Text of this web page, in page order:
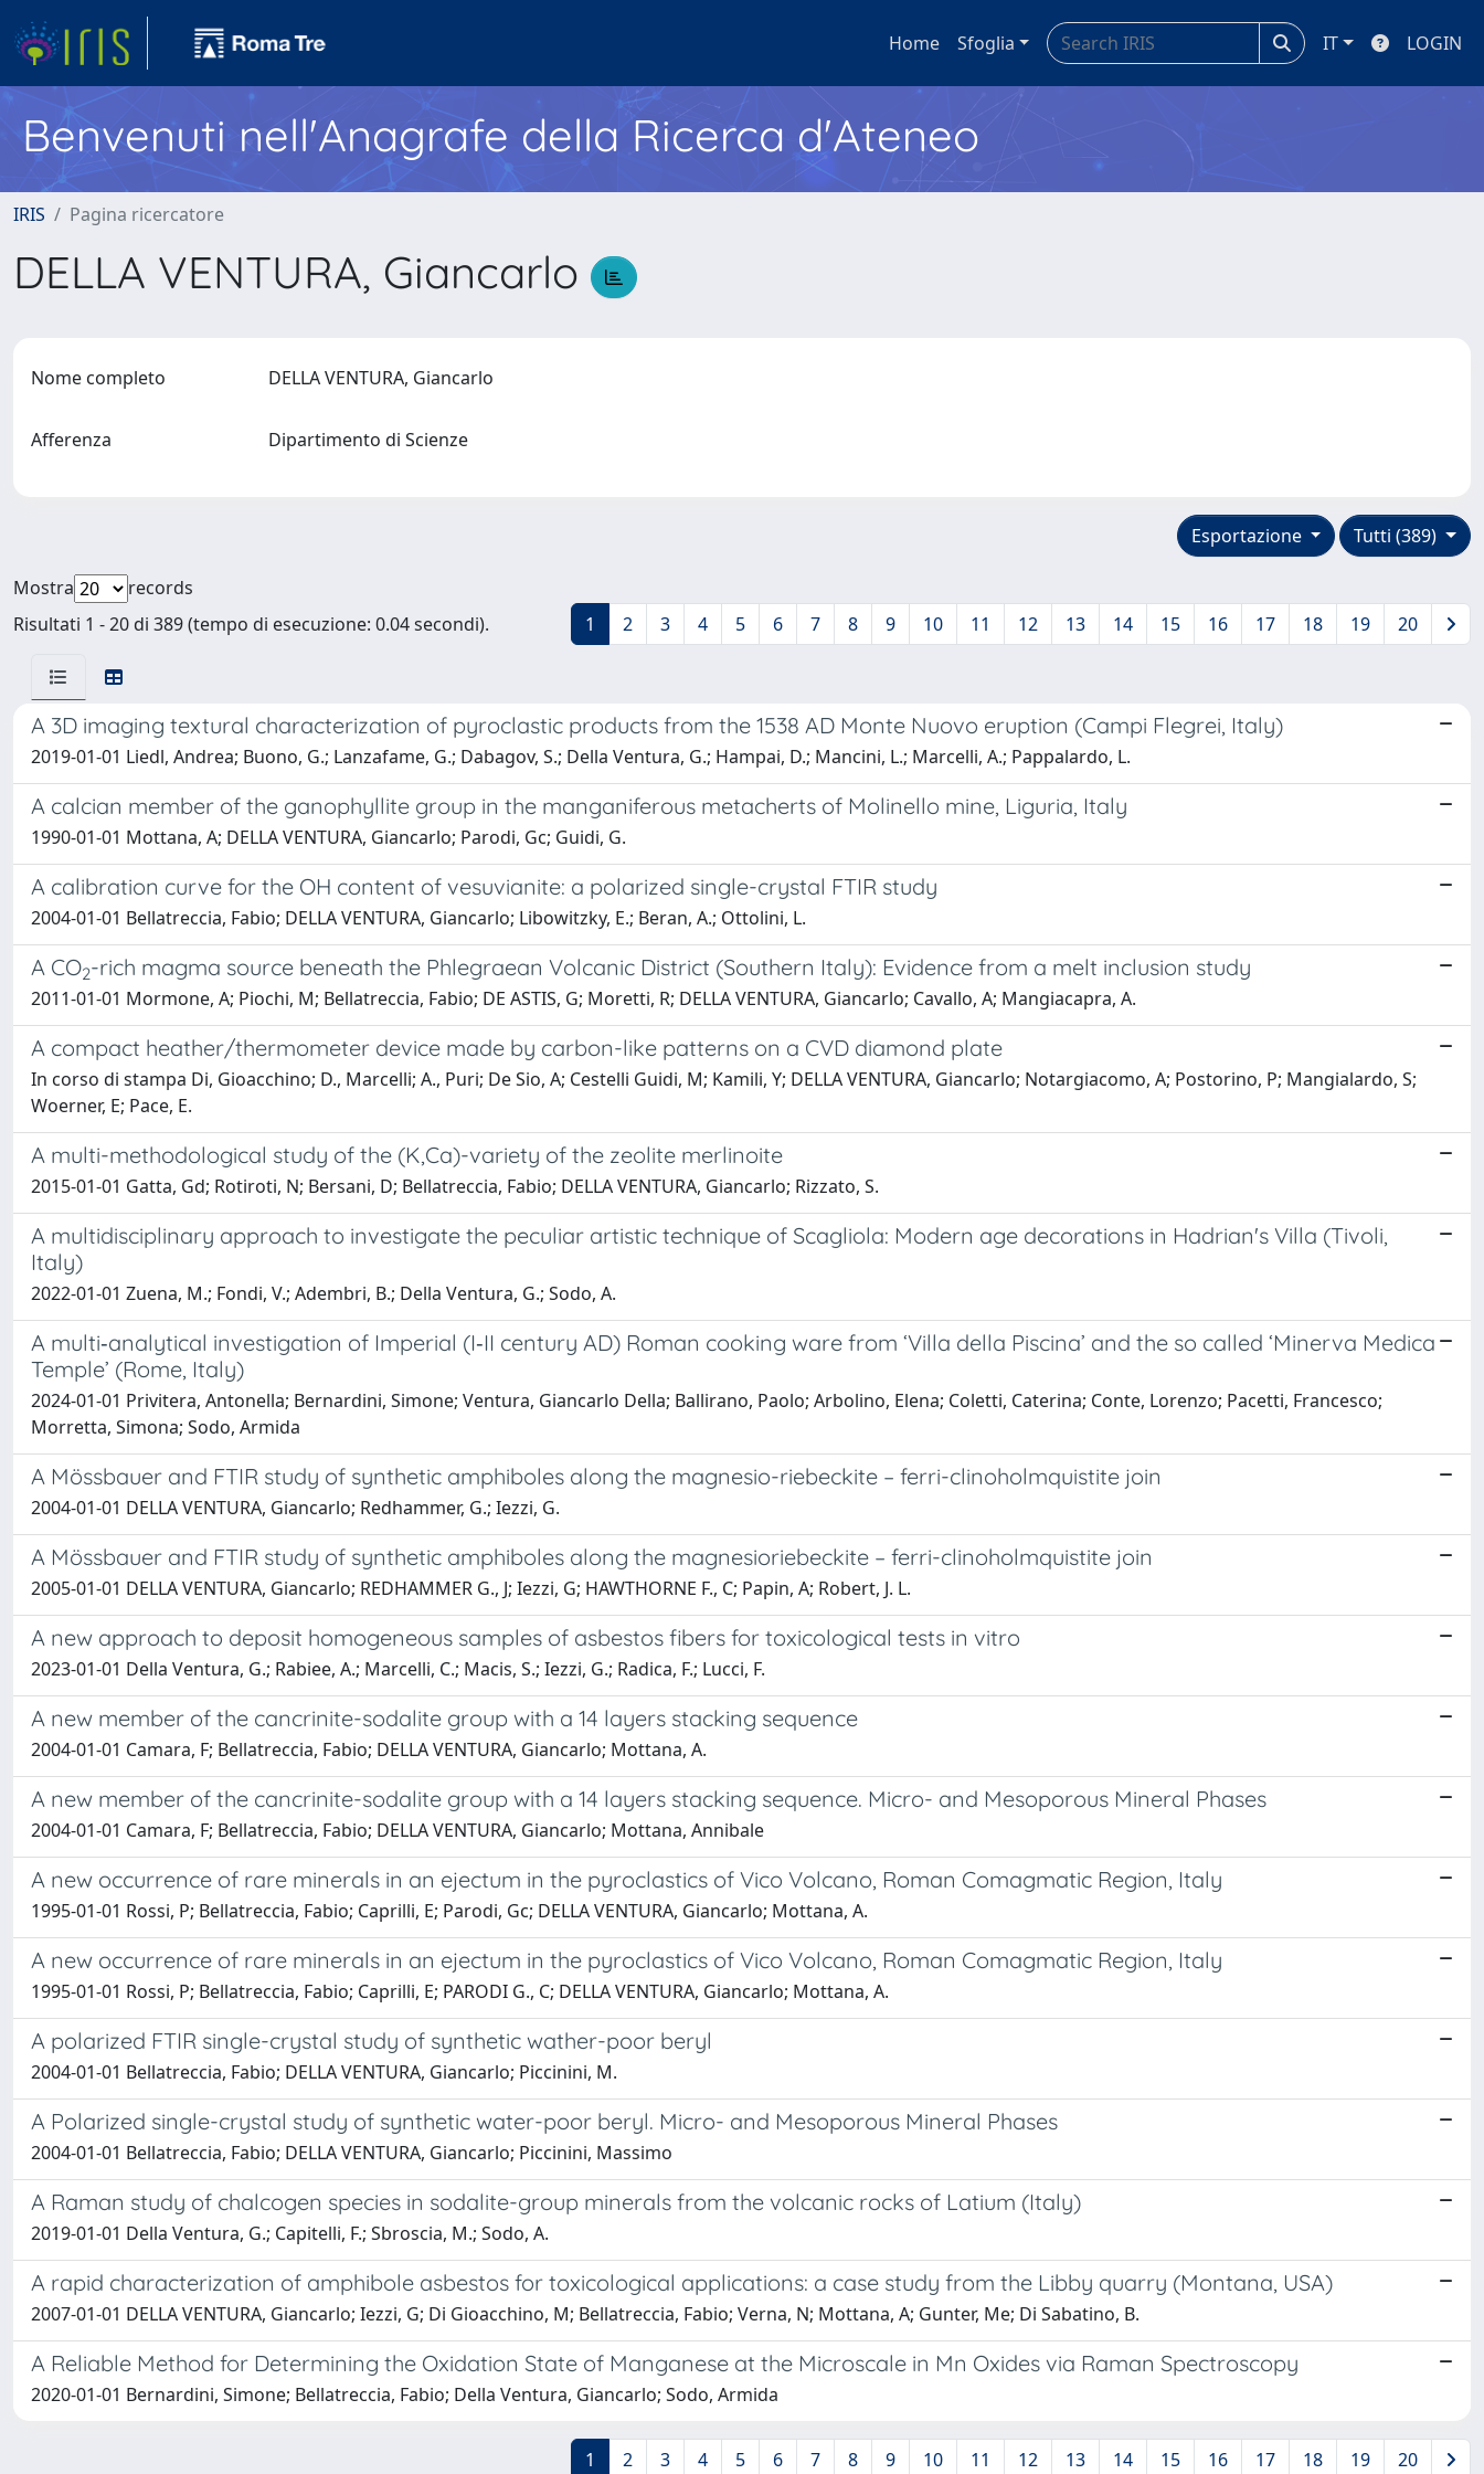
Home Sfoglia IT LOGIN
Benvenuti nell'Anagrafe della Ricerca d'Ateneo
IRIS Pagina ricercatore
DELLA VENTURA, Giancarlo
Nome completo DELLA VENTURA, Giancarlo
Afferenza Dipartimento di Scienze
Tutti (389)
Esportazione
Mostra
records
Risultati 1 - 20 di 389 (tempo di esecuzione: 0.04 secondi).
1 2 3 4 5 6 7 8 9 10 11 12 13 14 15 16 17 18 19 20
A 3D imaging textural characterization of pyroclastic products from the 1538 AD Monte Nuovo eruption (Campi Flegrei, Italy)
2019-01-01 Liedl, Andrea; Buono, G.; Lanzafame, G.; Dabagov, S.; Della Ventura, G.; Hampai, D.; Mancini, L.; Marcelli, A.; Pappalardo, L.
A calcian member of the ganophyllite group in the manganiferous metacherts of Molinello mine, Liguria, Italy
1990-01-01 Mottana, A; DELLA VENTURA, Giancarlo; Parodi, Gc; Guidi, G.
A calibration curve for the OH content of vesuvianite: a polarized single-crystal FTIR study
2004-01-01 Bellatreccia, Fabio; DELLA VENTURA, Giancarlo; Libowitzky, E.; Beran, A.; Ottolini, L.
A CO2-rich magma source beneath the Phlegraean Volcanic District (Southern Italy): Evidence from a melt inclusion study
2011-01-01 Mormone, A; Piochi, M; Bellatreccia, Fabio; DE ASTIS, G; Moretti, R; DELLA VENTURA, Giancarlo; Cavallo, A; Mangiacapra, A.
A compact heather/thermometer device made by carbon-like patterns on a CVD diamond plate
In corso di stampa Di, Gioacchino; D., Marcelli; A., Puri; De Sio, A; Cestelli Guidi, M; Kamili, Y; DELLA VENTURA, Giancarlo; Notargiacomo, A; Postorino, P; Mangialardo, S;
Woerner, E; Pace, E.
A multi-methodological study of the (K,Ca)-variety of the zeolite merlinoite
2015-01-01 Gatta, Gd; Rotiroti, N; Bersani, D; Bellatreccia, Fabio; DELLA VENTURA, Giancarlo; Rizzato, S.
A multidisciplinary approach to investigate the peculiar artistic technique of Scagliola: Modern age decorations in Hadrian's Villa (Tivoli,
Italy)
2022-01-01 Zuena, M.; Fondi, V.; Adembri, B.; Della Ventura, G.; Sodo, A.
A multi‐analytical investigation of Imperial (I‐II century AD) Roman cooking ware from ‘Villa della Piscina’ and the so called ‘Minerva Medica
Temple’ (Rome, Italy)
2024-01-01 Privitera, Antonella; Bernardini, Simone; Ventura, Giancarlo Della; Ballirano, Paolo; Arbolino, Elena; Coletti, Caterina; Conte, Lorenzo; Pacetti, Francesco;
Morretta, Simona; Sodo, Armida
A Mössbauer and FTIR study of synthetic amphiboles along the magnesio-riebeckite – ferri-clinoholmquistite join
2004-01-01 DELLA VENTURA, Giancarlo; Redhammer, G.; Iezzi, G.
A Mössbauer and FTIR study of synthetic amphiboles along the magnesioriebeckite – ferri-clinoholmquistite join
2005-01-01 DELLA VENTURA, Giancarlo; REDHAMMER G., J; Iezzi, G; HAWTHORNE F., C; Papin, A; Robert, J. L.
A new approach to deposit homogeneous samples of asbestos fibers for toxicological tests in vitro
2023-01-01 Della Ventura, G.; Rabiee, A.; Marcelli, C.; Macis, S.; Iezzi, G.; Radica, F.; Lucci, F.
A new member of the cancrinite-sodalite group with a 14 layers stacking sequence
2004-01-01 Camara, F; Bellatreccia, Fabio; DELLA VENTURA, Giancarlo; Mottana, A.
A new member of the cancrinite-sodalite group with a 14 layers stacking sequence. Micro- and Mesoporous Mineral Phases
2004-01-01 Camara, F; Bellatreccia, Fabio; DELLA VENTURA, Giancarlo; Mottana, Annibale
A new occurrence of rare minerals in an ejectum in the pyroclastics of Vico Volcano, Roman Comagmatic Region, Italy
1995-01-01 Rossi, P; Bellatreccia, Fabio; Caprilli, E; Parodi, Gc; DELLA VENTURA, Giancarlo; Mottana, A.
A new occurrence of rare minerals in an ejectum in the pyroclastics of Vico Volcano, Roman Comagmatic Region, Italy
1995-01-01 Rossi, P; Bellatreccia, Fabio; Caprilli, E; PARODI G., C; DELLA VENTURA, Giancarlo; Mottana, A.
A polarized FTIR single-crystal study of synthetic wather-poor beryl
2004-01-01 Bellatreccia, Fabio; DELLA VENTURA, Giancarlo; Piccinini, M.
A Polarized single-crystal study of synthetic water-poor beryl. Micro- and Mesoporous Mineral Phases
2004-01-01 Bellatreccia, Fabio; DELLA VENTURA, Giancarlo; Piccinini, Massimo
A Raman study of chalcogen species in sodalite-group minerals from the volcanic rocks of Latium (Italy)
2019-01-01 Della Ventura, G.; Capitelli, F.; Sbroscia, M.; Sodo, A.
A rapid characterization of amphibole asbestos for toxicological applications: a case study from the Libby quarry (Montana, USA)
2007-01-01 DELLA VENTURA, Giancarlo; Iezzi, G; Di Gioacchino, M; Bellatreccia, Fabio; Verna, N; Mottana, A; Gunter, Me; Di Sabatino, B.
A Reliable Method for Determining the Oxidation State of Manganese at the Microscale in Mn Oxides via Raman Spectroscopy
2020-01-01 Bernardini, Simone; Bellatreccia, Fabio; Della Ventura, Giancarlo; Sodo, Armida
1 2 3 4 5 6 7 8 9 10 11 12 13 14 15 16 17 18 19 20